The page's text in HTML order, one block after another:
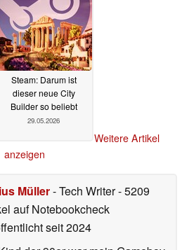
Steam: Darum ist
dieser neue City
Builder so beliebt
29.05.2026
Weitere Artikel
anzeigen
Müller- Tech Writer- 5209
auf Notebookcheck
seit 2024